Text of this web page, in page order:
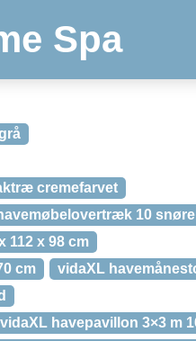
Spa
cremefarvet
10
112 x 98 cm
cm
vidaXL
vidaXL havepavillon 3×3 m